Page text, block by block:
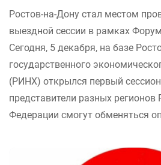
Ростов-на-Дону стал местом
выездной сессии в рамках
Сегодня, 5 декабря, на базе
государственного
(РИНХ) открылся первый
представители разных регионов
Федерации смогут обменяться